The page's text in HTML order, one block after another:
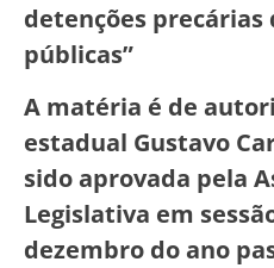
detenções
públicas”
A matéria é de
estadual Gustavo
sido aprovada pela
Legislativa em
dezembro do ano